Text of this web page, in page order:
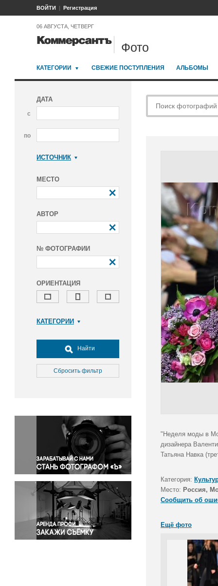
ВОЙТИ Регистрация
06 АВГУСТА, ЧЕТВЕРГ
Фото
КАТЕГОРИИ СВЕЖИЕ ПОСТУПЛЕНИЯ АЛЬБОМЫ
ДАТА
с
по
ИСТОЧНИК
МЕСТО
АВТОР
№ ФОТОГРАФИИ
ОРИЕНТАЦИЯ
КАТЕГОРИИ
Досуг, туризм и отдых
Культура
Медицина
Окружающая среда
Политика
Правосудие
Происшествия и конфликты
Религия
Светская жизнь
Спорт
Экология
Экономика и бизнес
Найти
Сбросить фильтр
"Неделя моды в
дизайнера
Татьяна Навка
Категория:
Место: Россия,
Сообщить об
Ещё фото